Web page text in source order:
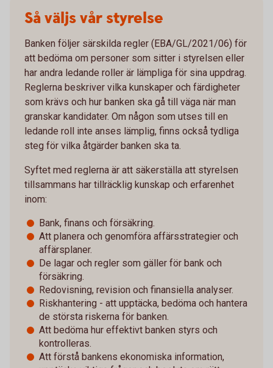
Så väljs vår styrelse
Banken följer särskilda regler (EBA/GL/2021/06) för
att bedöma om personer som sitter i styrelsen eller
har andra ledande roller är lämpliga för sina uppdrag.
Reglerna beskriver vilka kunskaper och färdigheter
som krävs och hur banken ska gå till väga när man
granskar kandidater. Om någon som utses till en
ledande roll inte anses lämplig, finns också tydliga
steg för vilka åtgärder banken ska ta.
Syftet med reglerna är att säkerställa att styrelsen
tillsammans har tillräcklig kunskap och erfarenhet
inom:
Bank, finans och försäkring.
Att planera och genomföra affärsstrategier och
affärsplaner.
De lagar och regler som gäller för bank och
försäkring.
Redovisning, revision och finansiella analyser.
Riskhantering - att upptäcka, bedöma och hantera
de största riskerna för banken.
Att bedöma hur effektivt banken styrs och
kontrolleras.
Att förstå bankens ekonomiska information,